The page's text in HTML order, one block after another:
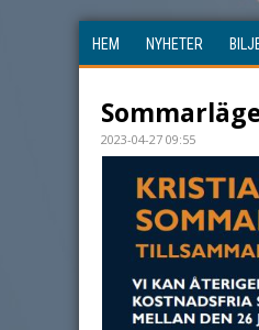
HEM NYHETER
2023-04-27 09:55